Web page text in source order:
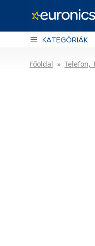
KATEGÓRIÁK
Főoldal Telefon,